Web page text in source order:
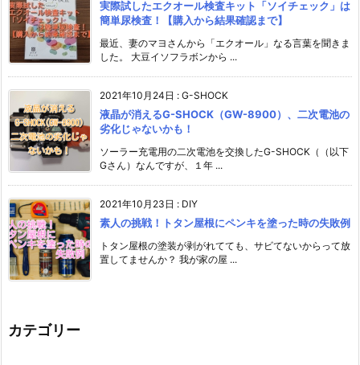
実際試したエクオール検査キット「ソイチェック」は
簡単尿検査！【購入から結果確認まで】
最近、妻のマヨさんから「エクオール」なる言葉を聞きま
した。 大豆イソフラボンから ...
2021年10月24日 : G-SHOCK
液晶が消えるG-SHOCK（GW-8900）、二次電池の
劣化じゃないかも！
ソーラー充電用の二次電池を交換したG-SHOCK（（以下
Gさん）なんですが、１年 ...
2021年10月23日 : DIY
素人の挑戦！トタン屋根にペンキを塗った時の失敗例
トタン屋根の塗装が剥がれてても、サビてないからって放
置してませんか？ 我が家の屋 ...
カテゴリー